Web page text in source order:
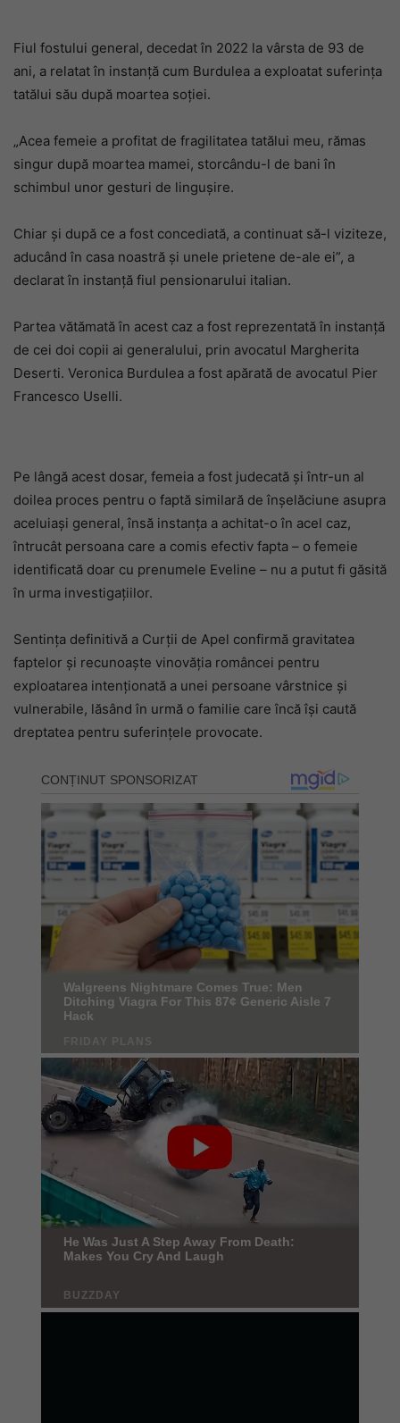
Fiul fostului general, decedat în 2022 la vârsta de 93 de
ani, a relatat în instanță cum Burdulea a exploatat suferința
tatălui său după moartea soției.
„Acea femeie a profitat de fragilitatea tatălui meu, rămas
singur după moartea mamei, storcându-l de bani în
schimbul unor gesturi de lingușire.
Chiar și după ce a fost concediată, a continuat să-l viziteze,
aducând în casa noastră și unele prietene de-ale ei”, a
declarat în instanță fiul pensionarului italian.
Partea vătămată în acest caz a fost reprezentată în instanță
de cei doi copii ai generalului, prin avocatul Margherita
Deserti. Veronica Burdulea a fost apărată de avocatul Pier
Francesco Uselli.
Pe lângă acest dosar, femeia a fost judecată și într-un al
doilea proces pentru o faptă similară de înșelăciune asupra
aceluiași general, însă instanța a achitat-o în acel caz,
întrucât persoana care a comis efectiv fapta – o femeie
identificată doar cu prenumele Eveline – nu a putut fi găsită
în urma investigațiilor.
Sentința definitivă a Curții de Apel confirmă gravitatea
faptelor și recunoaște vinovăția româncei pentru
exploatarea intenționată a unei persoane vârstnice și
vulnerabile, lăsând în urmă o familie care încă își caută
dreptatea pentru suferințele provocate.